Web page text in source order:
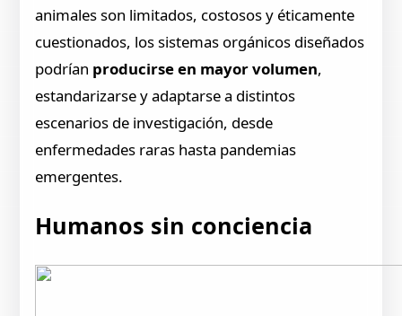
animales son limitados, costosos y éticamente
cuestionados, los sistemas orgánicos diseñados
podrían producirse en mayor volumen,
estandarizarse y adaptarse a distintos
escenarios de investigación, desde
enfermedades raras hasta pandemias
emergentes.
Humanos sin conciencia